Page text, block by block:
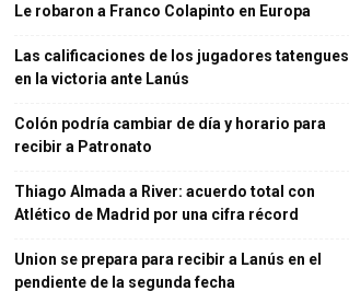
Le robaron a Franco Colapinto en Europa
Las calificaciones de los jugadores tatengues
en la victoria ante Lanús
Colón podría cambiar de día y horario para
recibir a Patronato
Thiago Almada a River: acuerdo total con
Atlético de Madrid por una cifra récord
Union se prepara para recibir a Lanús en el
pendiente de la segunda fecha